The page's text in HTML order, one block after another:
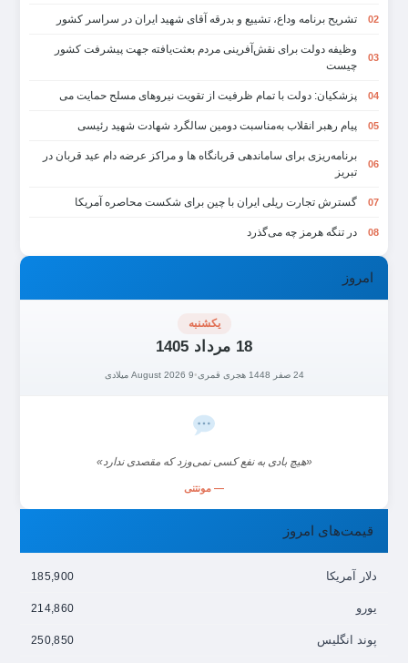
02 تشریح برنامه وداع، تشییع و بدرقه آقای شهید ایران در سراسر کشور
03
وظیفه دولت برای نقش‌آفرینی مردم بعثت‌یافته جهت پیشرفت کشور
چیست
04 پزشکیان: دولت با تمام ظرفیت از تقویت نیروهای مسلح حمایت می
05 پیام رهبر انقلاب به‌مناسبت دومین سالگرد شهادت شهید رئیسی
06
برنامه‌ریزی برای ساماندهی قربانگاه ها و مراکز عرضه دام عید قربان در
تبریز
07 گسترش تجارت ریلی ایران با چین برای شکست محاصره آمریکا
08 در تنگه هرمز چه می‌گذرد
امروز
یکشنبه
18 مرداد 1405
24 صفر 1448 هجری قمری •9 August 2026 میلادی
«هیچ بادی به نفع کسی نمی‌وزد که مقصدی ندارد»
— مونتنی
قیمت‌های امروز
دلار آمریکا 185,900
یورو 214,860
پوند انگلیس 250,850